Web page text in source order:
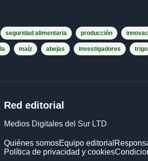
seguridad alimentaria producción
maíz abejas investigadores trigo
Red editorial
Medios Digitales del Sur LTD
Quiénes somosEquipo editorial
Política de privacidad y cookies